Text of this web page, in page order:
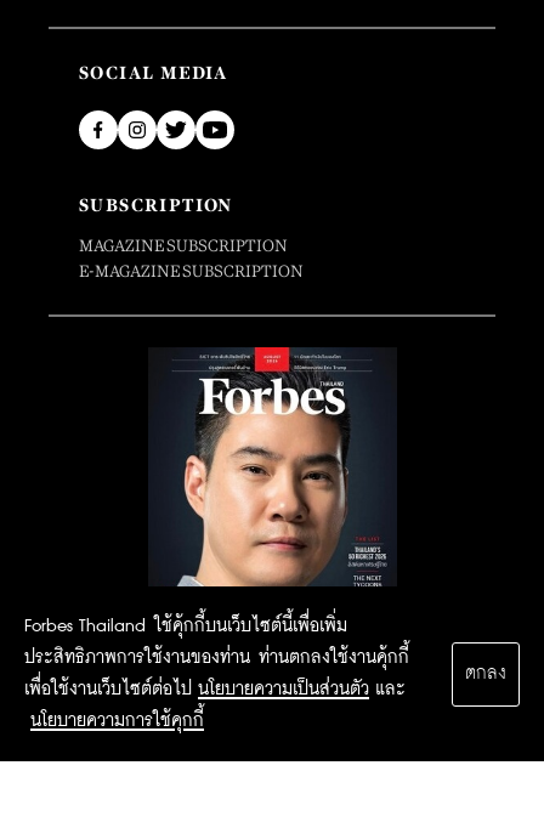
Forbes Thailand ใช้คุ้กกี้บนเว็บไซต์นี้เพื่อเพิ่ม
ประสิทธิภาพการใช้งานของท่าน ท่านตกลงใช้งานคุ้กกี้
เพื่อใช้งานเว็บไซต์ต่อไป นโยบายความเป็นส่วนตัว และ
นโยบายความการใช้คุกกี้
ตกลง
SOCIAL MEDIA
SUBSCRIPTION
MAGAZINE SUBSCRIPTION
E-MAGAZINE SUBSCRIPTION
2015 Forbesthailand.com ALL RIGHTS RESERVED